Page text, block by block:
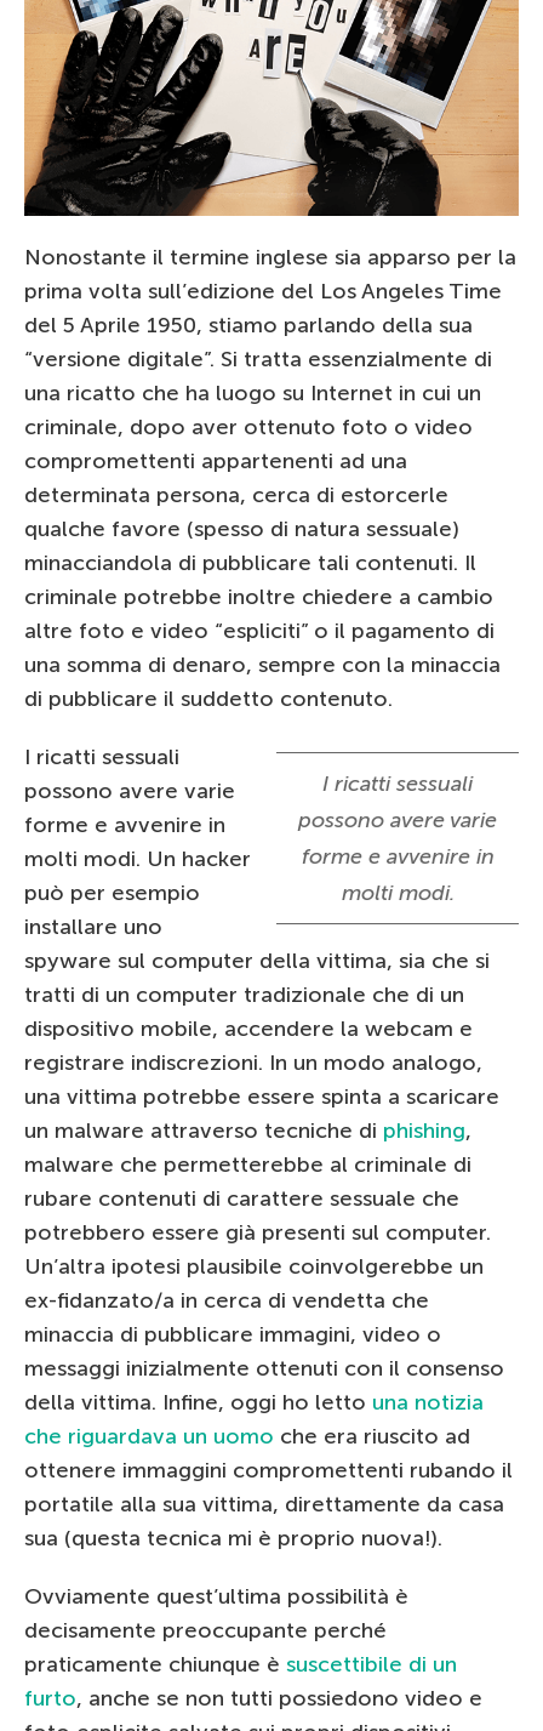
Nonostante il termine inglese sia apparso per la
prima volta sull’edizione del Los Angeles Time
del 5 Aprile 1950, stiamo parlando della sua
“versione digitale”. Si tratta essenzialmente di
una ricatto che ha luogo su Internet in cui un
criminale, dopo aver ottenuto foto o video
compromettenti appartenenti ad una
determinata persona, cerca di estorcerle
qualche favore (spesso di natura sessuale)
minacciandola di pubblicare tali contenuti. Il
criminale potrebbe inoltre chiedere a cambio
altre foto e video “espliciti” o il pagamento di
una somma di denaro, sempre con la minaccia
di pubblicare il suddetto contenuto.
I ricatti sessuali
possono avere varie
forme e avvenire in
molti modi.
I ricatti sessuali
possono avere varie
forme e avvenire in
molti modi. Un hacker
può per esempio
installare uno
spyware sul computer della vittima, sia che si
tratti di un computer tradizionale che di un
dispositivo mobile, accendere la webcam e
registrare indiscrezioni. In un modo analogo,
una vittima potrebbe essere spinta a scaricare
un malware attraverso tecniche di phishing,
malware che permetterebbe al criminale di
rubare contenuti di carattere sessuale che
potrebbero essere già presenti sul computer.
Un’altra ipotesi plausibile coinvolgerebbe un
ex-fidanzato/a in cerca di vendetta che
minaccia di pubblicare immagini, video o
messaggi inizialmente ottenuti con il consenso
della vittima. Infine, oggi ho letto una notizia
che riguardava un uomo che era riuscito ad
ottenere immaggini compromettenti rubando il
portatile alla sua vittima, direttamente da casa
sua (questa tecnica mi è proprio nuova!).
Ovviamente quest’ultima possibilità è
decisamente preoccupante perché
praticamente chiunque è suscettibile di un
furto, anche se non tutti possiedono video e